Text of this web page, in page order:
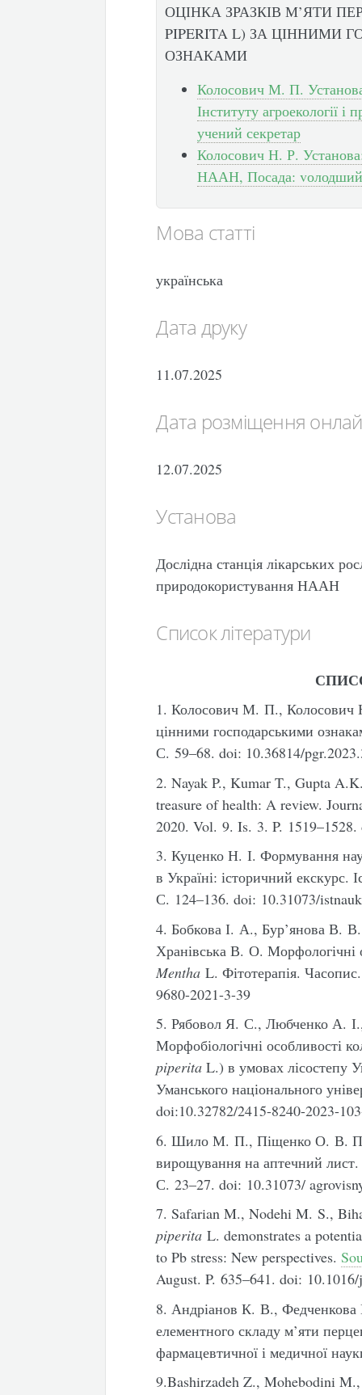
ОЦІНКА ЗРАЗКІВ М’ЯТИ
PIPERITA L) ЗА ЦІННИМИ
ОЗНАКАМИ
Колосович М. П.
Інституту агроекології
учений секретар
Колосович Н. Р.
НААН, Посада: vолодший
Мова статті
українська
Дата друку
11.07.2025
Дата розміщення
12.07.2025
Установа
Дослідна станція лікарських
природокористування НААН
Список літератури
1. Колосович М. П., Колосович
цінними господарськими
С. 59–68. doi: 10.36814/
2. Nayak P., Kumar T., Gupta
treasure of health: A review.
2020. Vol. 9. Is. 3. P.
3. Куценко Н. І. Формування
в Україні: історичний екскурс.
С. 124–136. doi: 10.31073/
4. Бобкова І. А., Бур’янова В.
Хранівська В. О. Морфологічні
Mentha L. Фітотерапія.
9680-2021-3-39
5. Рябовол Я. С., Любченко А.
Морфобіологічні особливості
piperita L.) в умовах лісостепу
Уманського національного
doi:10.32782/2415-8240-2023-
6. Шило М. П., Піщенко О. В.
вирощування на аптечний
С. 23–27. doi: 10.31073/
7. Safarian M., Nodehi M. S.,
piperita L. demonstrates a
to Pb stress: New perspectives.
August. P. 635–641. doi:
8. Андріанов К. В.,
елементного складу м’яти
фармацевтичної і медичної
9.Bashirzadeh Z., Mohebodini